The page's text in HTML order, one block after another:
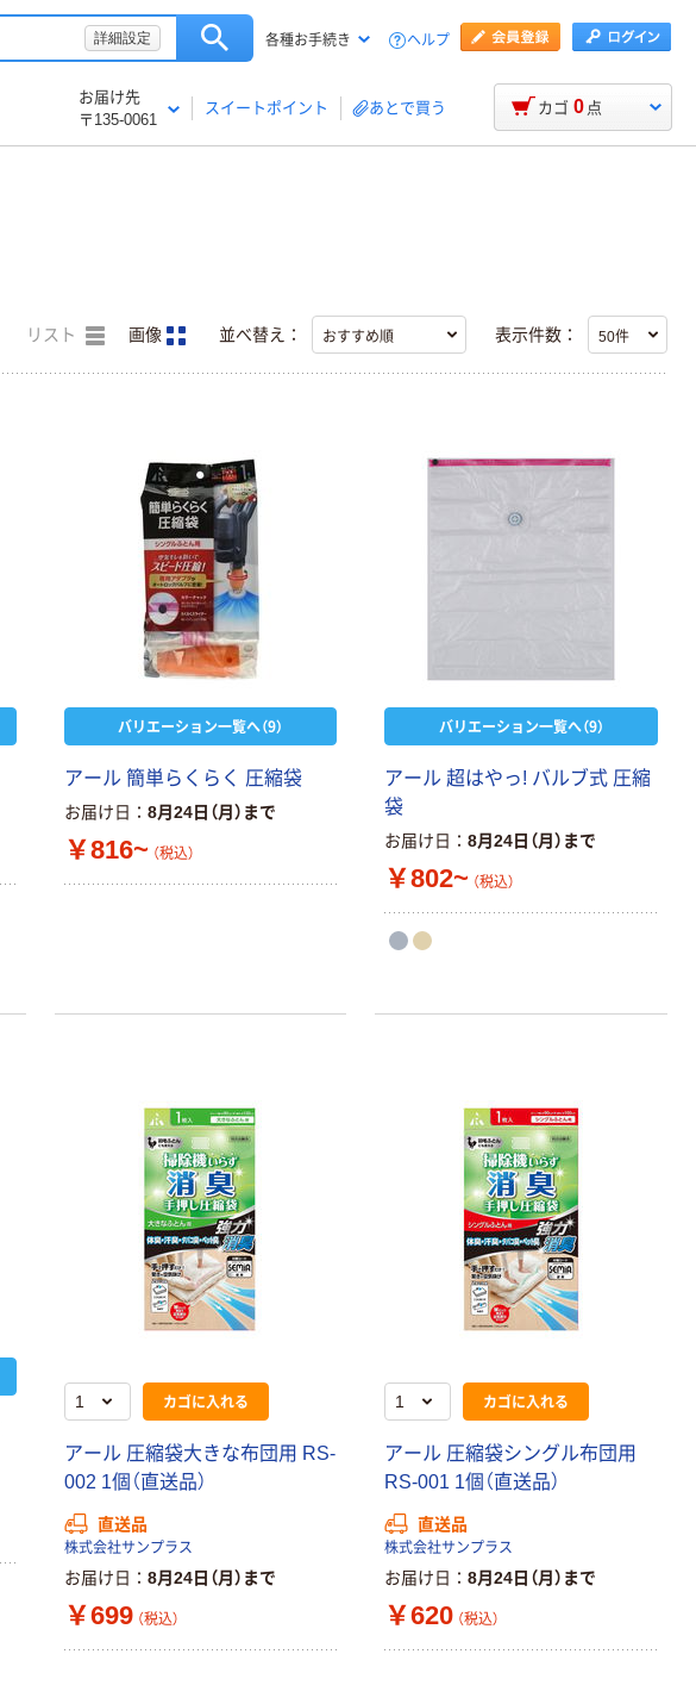
詳細設定 各種お手続き ヘルプ
お届け先
〒135-0061
スイートポイント あとで買う カゴ 0 点
リスト 画像 並べ替え： 表示件数：
バリエーション一覧へ（9）
アール 簡単らくらく 圧縮袋
お届け日 8月24日（月）まで
￥816~ （税込）
バリエーション一覧へ（9）
アール 超はやっ! バルブ式 圧縮
袋
お届け日 8月24日（月）まで
￥802~ （税込）
カゴに入れる
アール 圧縮袋大きな布団用 RS-
002 1個（直送品）
直送品
株式会社サンプラス
お届け日 8月24日（月）まで
￥699 （税込）
カゴに入れる
アール 圧縮袋シングル布団用
RS-001 1個（直送品）
直送品
株式会社サンプラス
お届け日 8月24日（月）まで
￥620 （税込）